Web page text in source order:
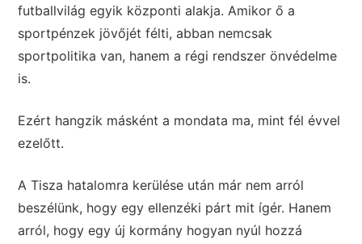
futballvilág egyik központi alakja. Amikor ő a
sportpénzek jövőjét félti, abban nemcsak
sportpolitika van, hanem a régi rendszer önvédelme
is.
Ezért hangzik másként a mondata ma, mint fél évvel
ezelőtt.
A Tisza hatalomra kerülése után már nem arról
beszélünk, hogy egy ellenzéki párt mit ígér. Hanem
arról, hogy egy új kormány hogyan nyúl hozzá